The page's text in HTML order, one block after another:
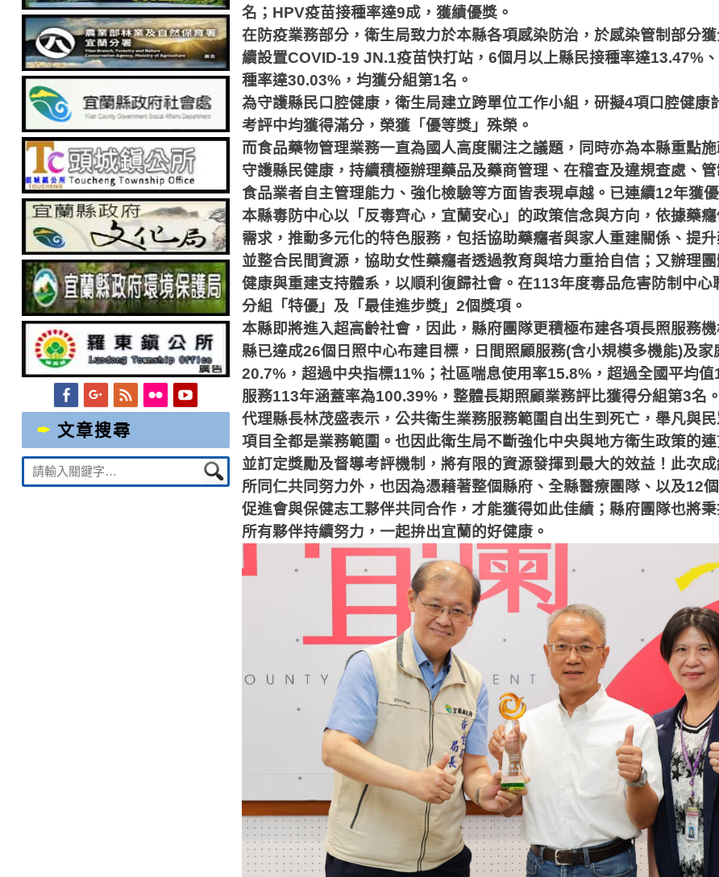
名； HPV疫苗接種率達9成，獲績優獎。
在防疫業務部分，衛生局致力於本縣各項感染防治，於感染管制部分
續設置COVID-19 JN.1疫苗快打站， 6個月以上縣民接種率達13.47%、
種率達30.03%，均獲分組第1名。
為守護縣民口腔健康，衛生局建立跨單位工作小組，研擬4項口腔健康
考評中均獲得滿分，榮獲「優等獎」殊榮。
而食品藥物管理業務一直為國人高度關注之議題，同時亦為本縣重點
守護縣民健康，持續積極辦理藥品及藥商管理、在稽查及違規查處、
食品業者自主管理能力、強化檢驗等方面皆表現卓越。已連續12年獲
本縣毒防中心以「反毒齊心，宜蘭安心」的政策信念與方向，依據藥
需求，推動多元化的特色服務，包括協助藥癮者與家人重建關係、提升
並整合民間資源，協助女性藥癮者透過教育與培力重拾自信；又辦理
健康與重建支持體系，以順利復歸社會。在113年度毒品危害防制中心
分組「特優」及「最佳進步獎」 2個獎項。
本縣即將進入超高齡社會，因此，縣府團隊更積極布建各項長照服務
縣已達成26個日照中心布建目標，日間照顧服務(含小規模多機能)及家
20.7%，超過中央指標11%；社區喘息使用率15.8%，超過全國平均值
服務113年涵蓋率為100.39%，整體長期照顧業務評比獲得分組第3名。
代理縣長林茂盛表示，公共衛生業務服務範圍自出生到死亡，舉凡與
項目全都是業務範圍。也因此衛生局不斷強化中央與地方衛生政策的連
並訂定獎勵及督導考評機制，將有限的資源發揮到最大的效益！此次
所同仁共同努力外，也因為憑藉著整個縣府、全縣醫療團隊、以及12
促進會與保健志工夥伴共同合作，才能獲得如此佳績；縣府團隊也將
所有夥伴持續努力，一起拚出宜蘭的好健康。
FacebookGoogleplus
FeedFlickrYouTube
文章搜尋
Suche
nach: